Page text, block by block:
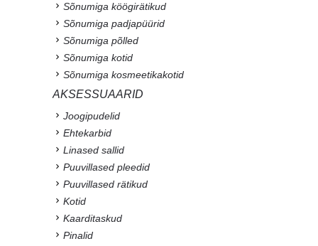
Sõnumiga köögirätikud
Sõnumiga padjapüürid
Sõnumiga põlled
Sõnumiga kotid
Sõnumiga kosmeetikakotid
AKSESSUAARID
Joogipudelid
Ehtekarbid
Linased sallid
Puuvillased pleedid
Puuvillased rätikud
Kotid
Kaarditaskud
Pinalid